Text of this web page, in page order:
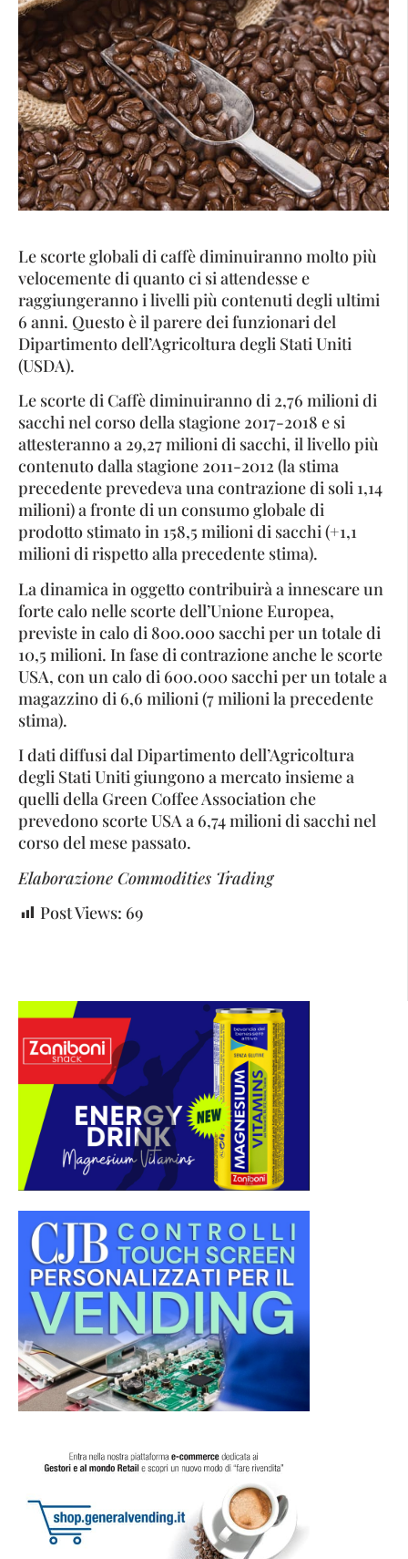
Le scorte globali di caffè diminuiranno molto più
velocemente di quanto ci si attendesse e
raggiungeranno i livelli più contenuti degli ultimi
6 anni. Questo è il parere dei funzionari del
Dipartimento dell’Agricoltura degli Stati Uniti
(USDA).
Le scorte di Caffè diminuiranno di 2,76 milioni di
sacchi nel corso della stagione 2017-2018 e si
attesteranno a 29,27 milioni di sacchi, il livello più
contenuto dalla stagione 2011-2012 (la stima
precedente prevedeva una contrazione di soli 1,14
milioni) a fronte di un consumo globale di
prodotto stimato in 158,5 milioni di sacchi (+1,1
milioni di rispetto alla precedente stima).
La dinamica in oggetto contribuirà a innescare un
forte calo nelle scorte dell’Unione Europea,
previste in calo di 800.000 sacchi per un totale di
10,5 milioni. In fase di contrazione anche le scorte
USA, con un calo di 600.000 sacchi per un totale a
magazzino di 6,6 milioni (7 milioni la precedente
stima).
I dati diffusi dal Dipartimento dell’Agricoltura
degli Stati Uniti giungono a mercato insieme a
quelli della Green Coffee Association che
prevedono scorte USA a 6,74 milioni di sacchi nel
corso del mese passato.
Elaborazione Commodities Trading
Post Views: 69